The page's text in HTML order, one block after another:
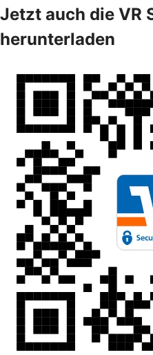
Jetzt auch die VR
herunterladen